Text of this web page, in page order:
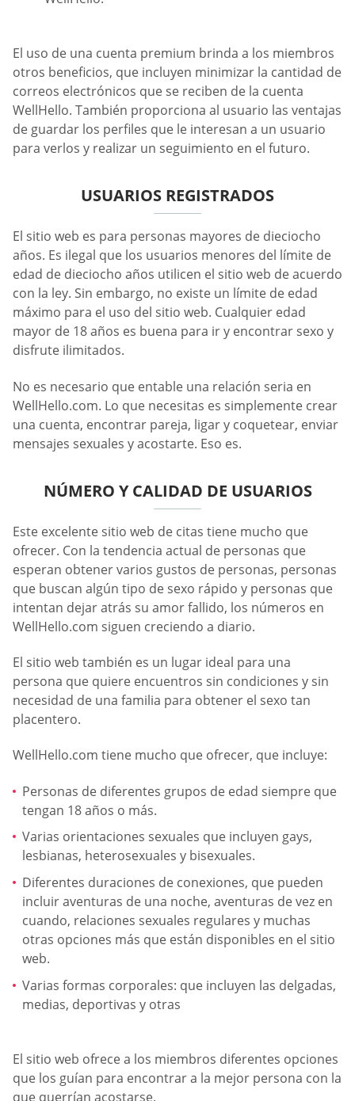
El uso de una cuenta premium brinda a los miembros
otros beneficios, que incluyen minimizar la cantidad de
correos electrónicos que se reciben de la cuenta
WellHello. También proporciona al usuario las ventajas
de guardar los perfiles que le interesan a un usuario
para verlos y realizar un seguimiento en el futuro.
USUARIOS REGISTRADOS
El sitio web es para personas mayores de dieciocho
años. Es ilegal que los usuarios menores del límite de
edad de dieciocho años utilicen el sitio web de acuerdo
con la ley. Sin embargo, no existe un límite de edad
máximo para el uso del sitio web. Cualquier edad
mayor de 18 años es buena para ir y encontrar sexo y
disfrute ilimitados.
No es necesario que entable una relación seria en
WellHello.com. Lo que necesitas es simplemente crear
una cuenta, encontrar pareja, ligar y coquetear, enviar
mensajes sexuales y acostarte. Eso es.
NÚMERO Y CALIDAD DE USUARIOS
Este excelente sitio web de citas tiene mucho que
ofrecer. Con la tendencia actual de personas que
esperan obtener varios gustos de personas, personas
que buscan algún tipo de sexo rápido y personas que
intentan dejar atrás su amor fallido, los números en
WellHello.com siguen creciendo a diario.
El sitio web también es un lugar ideal para una
persona que quiere encuentros sin condiciones y sin
necesidad de una familia para obtener el sexo tan
placentero.
WellHello.com tiene mucho que ofrecer, que incluye:
Personas de diferentes grupos de edad siempre que
tengan 18 años o más.
Varias orientaciones sexuales que incluyen gays,
lesbianas, heterosexuales y bisexuales.
Diferentes duraciones de conexiones, que pueden
incluir aventuras de una noche, aventuras de vez en
cuando, relaciones sexuales regulares y muchas
otras opciones más que están disponibles en el sitio
web.
Varias formas corporales: que incluyen las delgadas,
medias, deportivas y otras
El sitio web ofrece a los miembros diferentes opciones
que los guían para encontrar a la mejor persona con la
que querrían acostarse.